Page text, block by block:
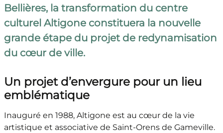
Bellières, la transformation du centre
culturel Altigone constituera la nouvelle
grande étape du projet de redynamisation
du cœur de ville.
Un projet d’envergure pour un lieu
emblématique
Inauguré en 1988, Altigone est au cœur de la vie
artistique et associative de Saint-Orens de Gameville.